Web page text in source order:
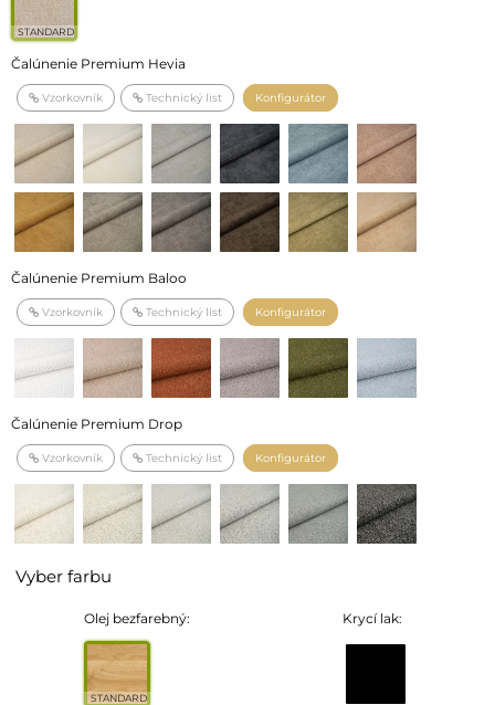
STANDARD
Čalúnenie Premium Hevia
Vzorkovník Technický list Konfigurátor
Čalúnenie Premium Baloo
Vzorkovník Technický list Konfigurátor
Čalúnenie Premium Drop
Vzorkovník Technický list Konfigurátor
Vyber farbu
Olej bezfarebný:
STANDARD
Krycí lak: